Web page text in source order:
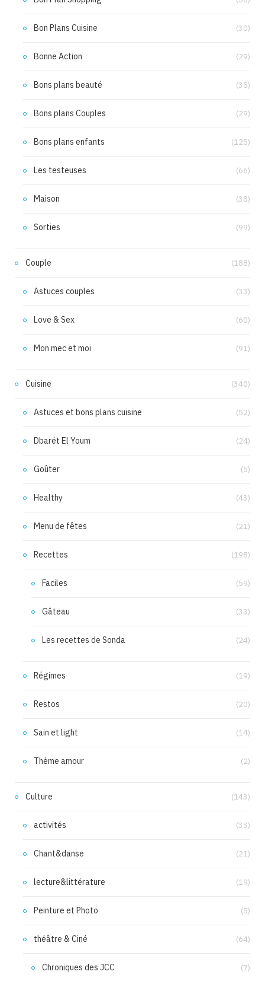
Bon Plans Cuisine (30)
Bonne Action (29)
Bons plans beauté (35)
Bons plans Couples (29)
Bons plans enfants (125)
Les testeuses (66)
Maison (38)
Sorties (99)
Couple (188)
Astuces couples (33)
Love & Sex (60)
Mon mec et moi (91)
Cuisine (340)
Astuces et bons plans cuisine (52)
Dbarét El Youm (24)
Goûter (5)
Healthy (43)
Menu de fêtes (21)
Recettes (198)
Faciles (59)
Gâteau (33)
Les recettes de Sonda (24)
Régimes (19)
Restos (20)
Sain et light (14)
Thème amour (2)
Culture (143)
activités (33)
Chant&danse (21)
lecture&littérature (19)
Peinture et Photo (5)
théâtre & Ciné (64)
Chroniques des JCC (7)